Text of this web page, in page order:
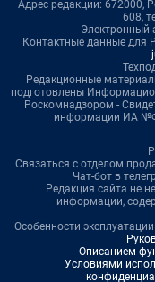
Адрес редакции: 672000,
608,
Электронный
Контактные данные для
Редакционные
подготовлены
Роскомнадзором -
информации ИА
Связаться с отделом
Чат-бот в
Редакция сайта не
информации,
Особенности
Описанием
Условиями